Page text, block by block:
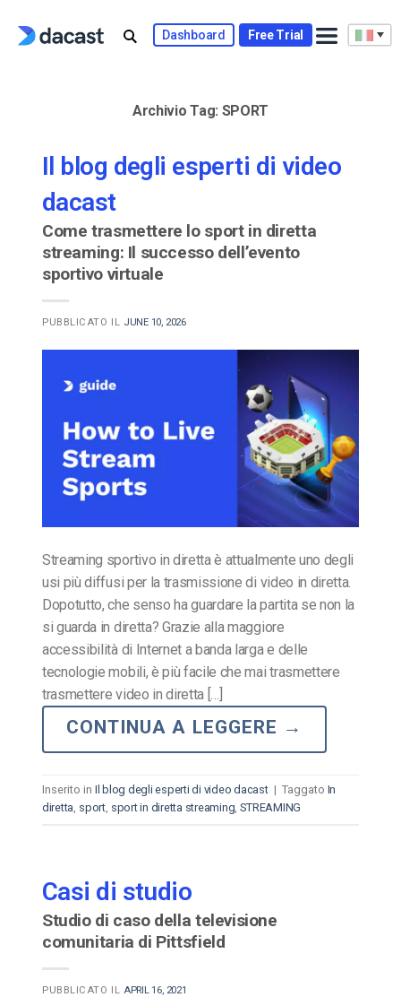
Dashboard Free Trial
Archivio Tag: SPORT
Il blog degli esperti di video
dacast
Come trasmettere lo sport in diretta
streaming: Il successo dell’evento
sportivo virtuale
PUBBLICATO IL JUNE 10, 2026
Streaming sportivo in diretta è attualmente uno degli
usi più diffusi per la trasmissione di video in diretta.
Dopotutto, che senso ha guardare la partita se non la
si guarda in diretta? Grazie alla maggiore
accessibilità di Internet a banda larga e delle
tecnologie mobili, è più facile che mai trasmettere
trasmettere video in diretta […]
CONTINUA A LEGGERE →
Inserito in Il blog degli esperti di video dacast | Taggato In
diretta, sport, sport in diretta streaming,STREAMING
Casi di studio
Studio di caso della televisione
comunitaria di Pittsfield
PUBBLICATO IL APRIL 16, 2021